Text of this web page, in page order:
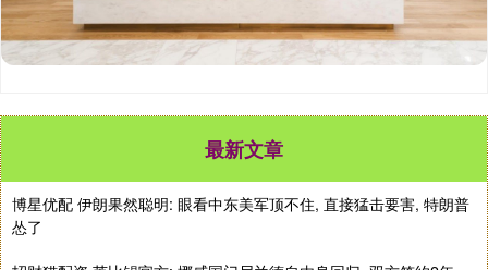
最新文章
博星优配 伊朗果然聪明: 眼看中东美军顶不住, 直接猛击要害, 特朗普
怂了